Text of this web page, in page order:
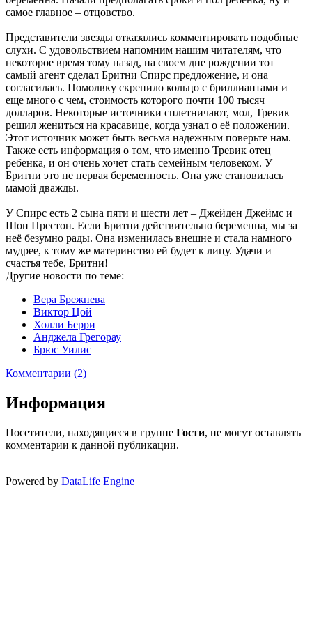
самое главное – отцовство.
Представители звезды отказались комментировать подобные
слухи. С удовольствием напомним нашим читателям, что
некоторое время тому назад, на своем дне рождении тот
самый агент сделал Бритни Спирс предложение, и она
согласилась. Помолвку скрепило кольцо с бриллиантами и
еще много с чем, стоимость которого почти 100 тысяч
долларов. Некоторые источники сплетничают, мол, Тревик
решил жениться на красавице, когда узнал о её положении.
Этот источник может быть весьма надежным поверьте нам.
Также есть информация о том, что именно Тревик отец
ребенка, и он очень хочет стать семейным человеком. У
Бритни это не первая беременность. Она уже становилась
мамой дважды.
У Спирс есть 2 сына пяти и шести лет – Джейден Джеймс и
Шон Престон. Если Бритни действительно беременна, мы за
неё безумно рады. Она изменилась внешне и стала намного
мудрее, к тому же материнство ей будет к лицу. Удачи и
счастья тебе, Бритни!
Другие новости по теме:
Вера Брежнева
Виктор Цой
Холли Берри
Анджела Грегорау
Брюс Уилис
Комментарии (2)
Информация
Посетители, находящиеся в группе Гости, не могут оставлять
комментарии к данной публикации.
Powered by DataLife Engine